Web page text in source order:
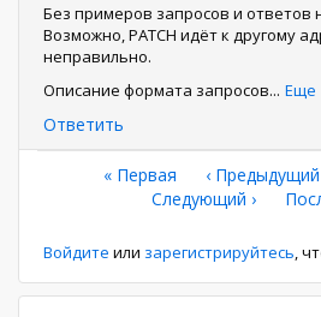
Без примеров запросов и ответов
Возможно, PATCH идёт к другому
неправильно.
Описание формата запросов... Еще
Ответить
Нумерация
страниц
Первая
страница
« Первая ←
‹ Предыдущий
Следующая
Следующий ›
Войдите или зарегистрируйтесь,